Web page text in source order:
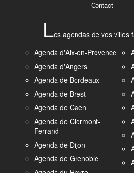
Contact
Les agendas de vos villes
Agenda d'Aix-en-Provence
Agenda d'Angers
Agenda de Bordeaux
Agenda de Brest
Agenda de Caen
Agenda de Clermont-
Ferrand
Agenda de Dijon
Agenda de Grenoble